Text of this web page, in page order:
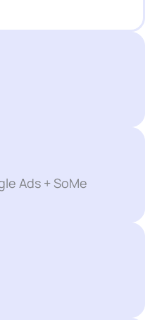
Ads + SoMe